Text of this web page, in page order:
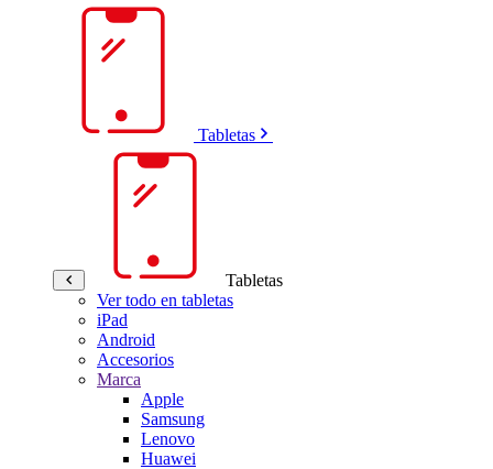
Tabletas
Tabletas
Ver todo en tabletas
iPad
Android
Accesorios
Marca
Apple
Samsung
Lenovo
Huawei